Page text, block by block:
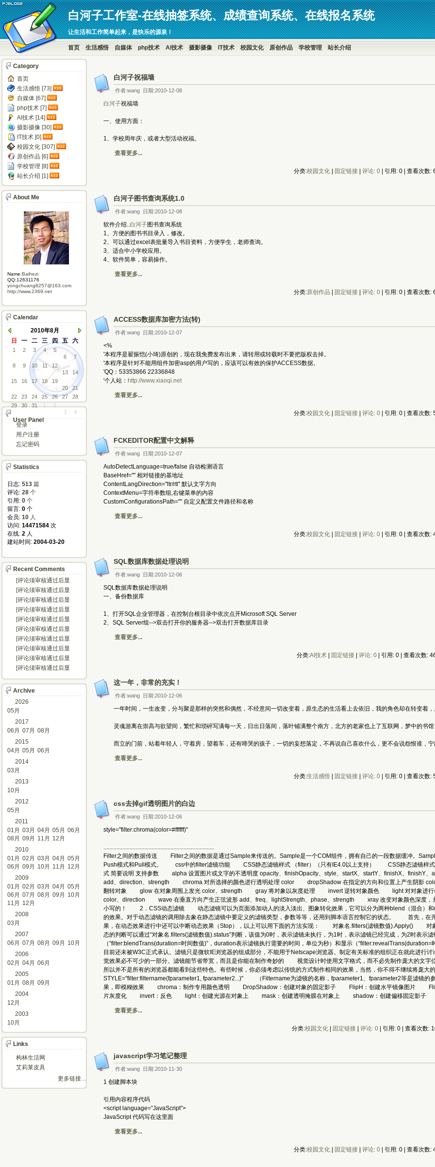
白河子工作室-在线抽签系统、成绩查询系统、在线报名系统
让生活和工作简单起来，是快乐的源泉！
首页 生活感悟 自媒体 php技术 AI技术 摄影摄像 IT技术 校园文化 原创作品 学校管理 站长介绍
白河子祝福墙
作者:wang 日期:2010-12-08
白河子祝福墙
一、使用方面：
1、学校周年庆，或者大型活动祝福。
查看更多...
分类:校园文化| 固定链接| 评论: 0| 引用: 0 | 查看次数:
白河子图书查询系统1.0
作者:wang 日期:2010-12-08
软件介绍..白河子图书查询系统
1、方便的图书书目录入，修改。
2、可以通过excel表批量导入书目资料，方便学生，老师查询。
3、适合中小学校应用。
4、软件简单，容易操作。
查看更多...
分类:原创作品 固定链接| 评论: 0| 引用: 0 | 查看次数:
ACCESS数据库加密方法(转)
作者:wang 日期:2010-12-07
<%
'本程序是翟振恺(小琦)原创的，现在我免费发布出来，请转用或转载时不要把版权去掉。
'本程序是针对不能用组件加密asp的用户写的，应该可以有效的保护ACCESS数据。
'QQ：53353866 22336848
'个人站： http://www.xiaoqi.net
查看更多...
分类:校园文化| 固定链接| 评论: 0| 引用: 0 | 查看次数:
FCKEDITOR配置中文解释
作者:wang 日期:2010-12-07
AutoDetectLanguage=true/false 自动检测语言
BaseHref="" 相对链接的基地址
ContentLangDirection="ltr/rtl" 默认文字方向
ContextMenu=字符串数组,右键菜单的内容
CustomConfigurationsPath="" 自定义配置文件路径和名称
查看更多...
分类:校园文化| 固定链接| 评论: 0| 引用: 0 | 查看次数:
SQL数据库数据处理说明
作者:wang 日期:2010-12-06
SQL数据库数据处理说明
一、备份数据库
1、打开SQL企业管理器，在控制台根目录中依次点开Microsoft SQL Server
2、SQL Server组-->双击打开你的服务器-->双击打开数据库目录
查看更多...
分类:AI技术 固定链接 评论: 0 | 引用: 0 | 查看次数:
这一年，非常的充实！
作者:wang 日期:2010-12-06
一年时间，一生改变，分与聚是那样的突然和偶然，不经意间一切改变着，原生态的生活看上去依旧，我的角色却在转变着
灵魂游离在崇高与欲望间，繁忙和琐碎写满每一天，日出日落间，落叶铺满整个南方，北方的老家也上了互联网，梦中的书
而立的门前，站着年轻人，守着房，望着车，还有啼哭的孩子，一切的妄想落定，不再说自己喜欢什么，更不会说怨恨谁，
查看更多...
分类:生活感悟| 固定链接| 评论: 0| 引用: 0 | 查看次数:
css去掉gif透明图片的白边
作者:wang 日期:2010-12-06
style="filter:chroma(color=#ffffff)"
............................................................................
Filter之间的数据传送 Filter之间的数据是通过Sample来传送的。Sample是一个COM组件，拥有自己的一段数据缓冲。
Push模式和Pull模式。 css中的filter滤镜功能 CSS静态滤镜样式 （filter）（只有IE4.0以上支持） CSS静态滤镜样式
式 简要说明 支持参数 alpha 设置图片或文字的不透明度 opacity、finishOpacity、style、startX、startY、finishX、finishY
add、direction、strength chroma 对所选择的颜色进行透明处理 color dropShadow 在指定的方向和位置上产生阴影
翻转对象 glow 在对象周围上发光 color、strength gray 将对象以灰度处理 invert 逆转对象颜色 light 对对象进
color、direction wave 在垂直方向产生正弦波形 add、freq、lightStrength、phase、strength xray 改变对象颜色深度
小写的！ 2．CSS动态滤镜 动态滤镜可以为页面添加动人的淡入淡出、图象转化效果，它可以分为两种blend（混合）和
的效果。对于动态滤镜的调用除去象在静态滤镜中要定义的滤镜类型，参数等等，还用到脚本语言控制它的状态。 首先，在
果，在动态效果进行中还可以中断动态效果（Stop），以上可以用下面的方法实现： 对象名.filters(滤镜数值
态的判断可以通过“对象名.filters(滤镜数值).status”判断，该值为0时，表示滤镜未执行，为1时，表示滤镜已经完成，为2时
（“filter:blendTrans(duration=时间数值)”，duration表示滤镜执行需要的时间，单位为秒）和显示（
目前还未被W3C正式承认。滤镜只是微软IE浏览器的组成部分，不能用于Netscape浏览器。制定有关标准的组织正在就此进行
觉效果必不可少的一部分。滤镜能节省带宽，而且是你能在制作奇妙的 视觉设计时使用文字格式，而不必先制作庞大的文
所以并不是所有的浏览器都能看到这些特色。有些时候，你必须考虑以传统的方式制作相同的效果，当然，你不得不继
STYLE="filter:filtername(fparameter1, fparameter2...)" （Filtername为滤镜的名称，fparameter1、fparameter2等
果，即模糊效果 chroma：制作专用颜色透明 DropShadow：创建对象的固定影子 FlipH：创建水平镜像图片
片灰度化 invert：反色 light：创建光源在对象上 mask：创建透明掩膜在对象上 shadow：创建偏移固定影子
查看更多...
分类:校园文化 固定链接 评论: 0 | 引用: 0 | 查看次数:
javascript学习笔记整理
作者:wang 日期:2010-11-30
1 创建脚本块
引用内容程序代码
<script language=”JavaScript”>
JavaScript 代码写在这里面
查看更多...
分类:校园文化| 固定链接| 评论: 0| 引用: 0 | 查看次数:
Category
首页
生活感悟 [73]
自媒体 [67]
php技术 [7]
AI技术 [14]
摄影摄像 [30]
IT技术 [0]
校园文化 [307]
原创作品 [6]
学校管理 [8]
站长介绍 [1]
About Me
Name:Baihezi
QQ:12631176
yongchuang8257@163.com
http://www.2369.net
Calendar
2010年8月
日
一 二 三 四 五 六
1 2 3 4
5
6
7
8
9 10 11
12
13
14
15
16 17 18
19
20
21
22
23 24 25 26 27
28
29
30 31 1
2
3
4
User Panel
登录
用户注册
忘记密码
Statistics
日志: 513 篇
评论: 28 个
引用: 0 个
留言: 0 个
会员: 10 人
访问: 14471584 次
在线: 2 人
建站时间: 2004-03-20
Recent Comments
[评论须审核通过后显
示...]
[评论须审核通过后显
示...]
[评论须审核通过后显
示...]
[评论须审核通过后显
示...]
[评论须审核通过后显
示...]
[评论须审核通过后显
示...]
[评论须审核通过后显
示...]
[评论须审核通过后显
示...]
[评论须审核通过后显
示...]
[评论须审核通过后显
Archive
2026
05月
2017
06月 07月 08月
2015
04月 05月 06月
2014
03月
2013
10月
2012
05月
2011
01月 03月 04月 05月 06月
08月 09月 11月
12月
2010
01月 02月 03月 04月 05月
06月 09月 10月 11月
12月
2009
01月 02月 03月 04月 05月
06月 07月 08月 09月
10月
11月
12月
2008
03月
2007
06月 07月 08月 09月
10月
2006
02月 04月 06月
2005
01月 08月 09月
2004
12月
2003
10月
Links
构林生活网
艾莉莱皮具
更多链接…